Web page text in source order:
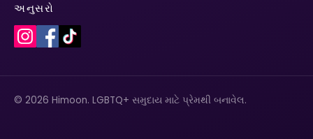
અનુસરો
© 2026 Himoon. LGBTQ+ સમુદાય માટે પ્રેમથી બનાવેલ.